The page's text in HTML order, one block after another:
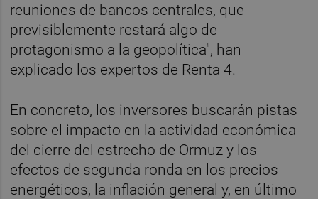
reuniones de bancos centrales, que
previsiblemente restará algo de
protagonismo a la geopolítica", han
explicado los expertos de Renta 4.
En concreto, los inversores buscarán pistas
sobre el impacto en la actividad económica
del cierre del estrecho de Ormuz y los
efectos de segunda ronda en los precios
energéticos, la inflación general y, en último